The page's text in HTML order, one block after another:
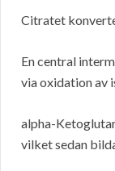
Citratet
En central
via oxidation av
alpha-
vilket sedan